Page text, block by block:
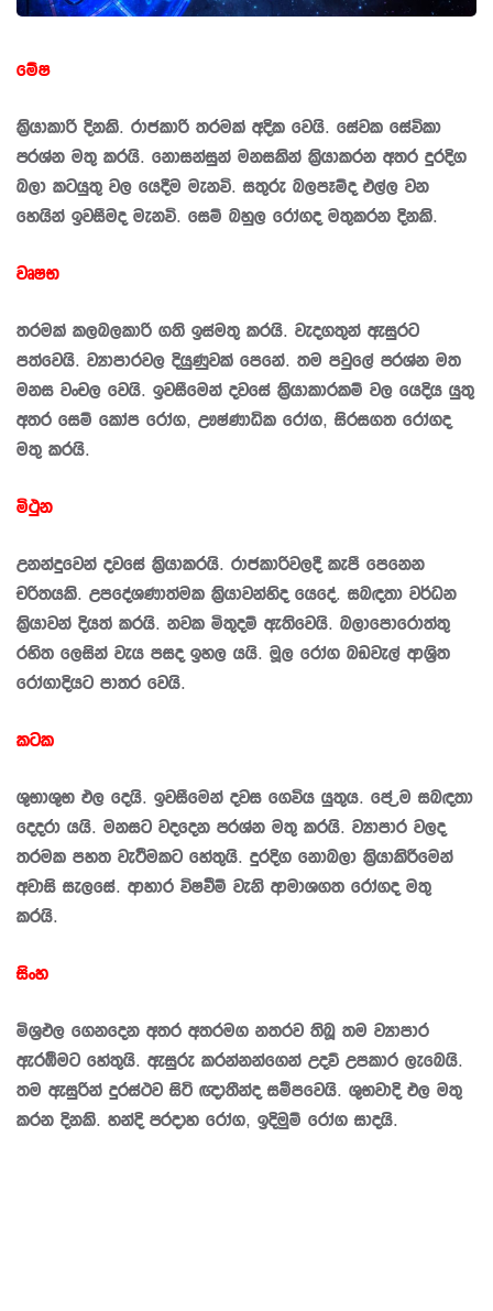
මේෂ
කි‍්‍රයාකාරි දිනකි. රාජකාරි තරමක් අදික වෙයි. සේවක සේවිකා
ප‍්‍රශ්න මතු කරයි. නොසන්සුන් මනසකින් කි‍්‍රයාකරන අතර දුරදිග
බලා කටයුතු වල යෙදීම මැනවි. සතුරු බලපෑම්ද එල්ල වන
හෙයින් ඉවසීමද මැනවි. සෙම් බහුල රෝගද මතුකරන දිනකි.
වෘෂභ
තරමක් කලබලකාරි ගති ඉස්මතු කරයි. වැදගතුන් ඇසුරට
පත්වෙයි. ව්‍යාපාරවල දියුණුවක් පෙනේ. තම පවුලේ ප‍්‍රශ්න මත
මනස වංචල වෙයි. ඉවසීමෙන් දවසේ කි‍්‍රයාකාරකම් වල යෙදිය යුතු
අතර සෙම් කෝප රෝග, ඌෂ්ණාධික රෝග, සිරසගත රෝගද
මතු කරයි.
මිථුන
උනන්දුවෙන් දවසේ කි‍්‍රයාකරයි. රාජකාරිවලදී කැපී පෙනෙන
චරිතයකි. උපදේශණාත්මක කි‍්‍රයාවන්හිද යෙදේ. සබඳතා වර්ධන
කි‍්‍රයාවන් දියත් කරයි. නවක මිතුදම් ඇතිවෙයි. බලාපොරොත්තු
රහිත ලෙසින් වැය පසද ඉහල යයි. මූල රෝග බඩවැල් ආශ‍්‍රිත
රෝගාදියට පාත‍්‍ර වෙයි.
කටක
ශුභාශුභ ඵල දෙයි. ඉවසීමෙන් දවස ගෙවිය යුතුය. පේ‍්‍රම සබඳතා
දෙදරා යයි. මනසට වදදෙන ප‍්‍රශ්න මතු කරයි. ව්‍යාපාර වලද
තරමක පහත වැටීමකට හේතුයි. දුරදිග නොබලා කි‍්‍රයාකිරීමෙන්
අවාසි සැලසේ. ආහාර විෂවීම් වැනි ආමාශගත රෝගද මතු
කරයි.
සිංහ
මිශ‍්‍රඵල ගෙනදෙන අතර අතරමග නතරව තිබූ තම ව්‍යාපාර
ඇරඹීමට හේතුයි. ඇසුරු කරන්නන්ගෙන් උදව් උපකාර ලැබෙයි.
තම ඇසුරින් දුරස්ථව සිටි ඥාතීන්ද සමීපවෙයි. ශුභවාදි ඵල මතු
කරන දිනකි. හන්දි ප‍්‍රදාහ රෝග, ඉදිමුම් රෝග සාදයි.